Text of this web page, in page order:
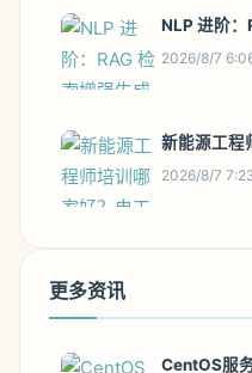
NLP 进阶
2026/8/7
新能源工程
2026/8/7
更多资讯
CentOS服